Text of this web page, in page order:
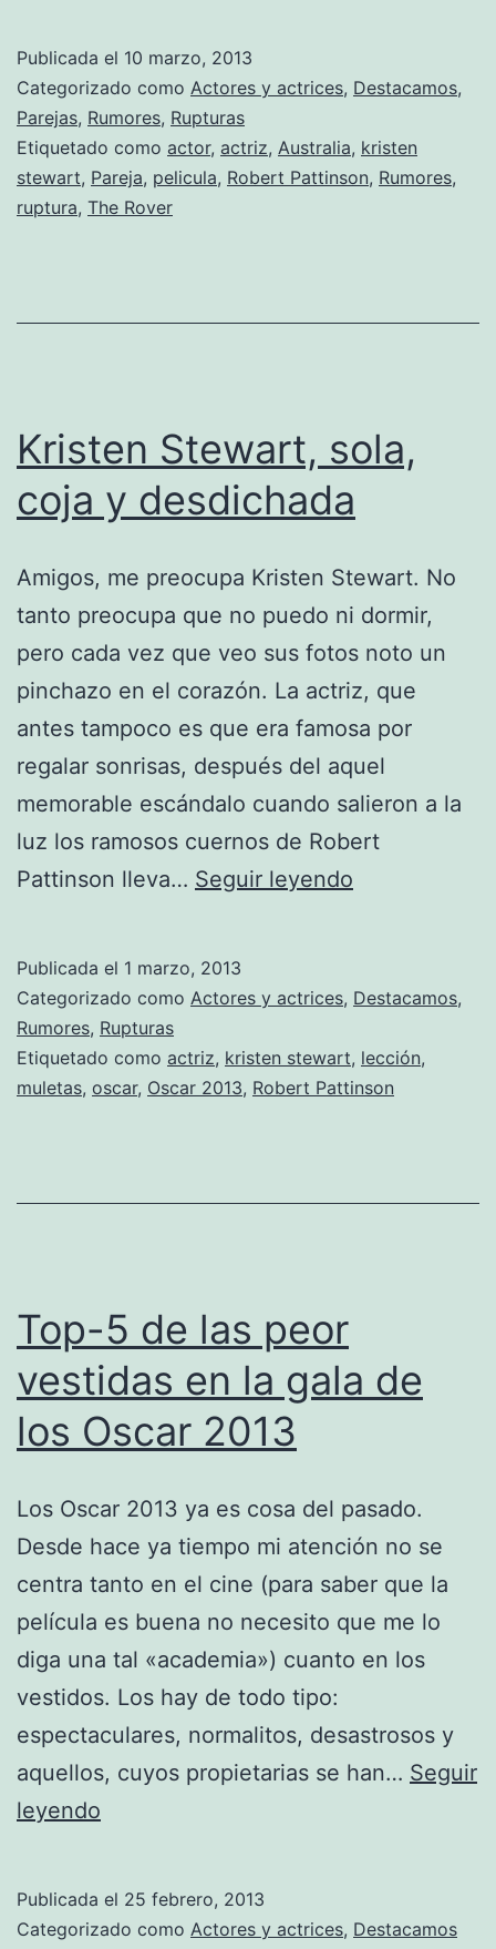
Kristen
Publicada el 10 marzo, 2013
Categorizado como Actores y actrices, Destacamos,
Parejas, Rumores, Rupturas
Etiquetado como actor, actriz, Australia, kristen
stewart, Pareja, pelicula, Robert Pattinson, Rumores,
ruptura, The Rover
Kristen Stewart, sola,
coja y desdichada
Amigos, me preocupa Kristen Stewart. No
tanto preocupa que no puedo ni dormir,
pero cada vez que veo sus fotos noto un
pinchazo en el corazón. La actriz, que
antes tampoco es que era famosa por
regalar sonrisas, después del aquel
memorable escándalo cuando salieron a la
luz los ramosos cuernos de Robert
Pattinson lleva… Seguir leyendo
coja
desdichada
Publicada el 1 marzo, 2013
Categorizado como Actores y actrices, Destacamos,
Rumores, Rupturas
Etiquetado como actriz, kristen stewart, lección,
muletas, oscar, Oscar 2013, Robert Pattinson
Top-5 de las peor
vestidas en la gala de
los Oscar 2013
Los Oscar 2013 ya es cosa del pasado.
Desde hace ya tiempo mi atención no se
centra tanto en el cine (para saber que la
película es buena no necesito que me lo
diga una tal «academia») cuanto en los
vestidos. Los hay de todo tipo:
espectaculares, normalitos, desastrosos y
aquellos, cuyos propietarias se han… Seguir
leyendo
las
Publicada el 25 febrero, 2013
Categorizado como Actores y actrices, Destacamos